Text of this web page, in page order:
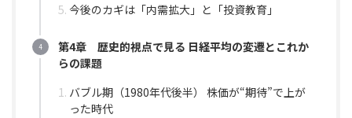
今後のカギは「内需拡大」と「投資教育」
第4章 歴史的視点で見る 日経平均の変遷とこれか
らの課題
バブル期（1980年代後半） 株価が“期待”で上が
った時代